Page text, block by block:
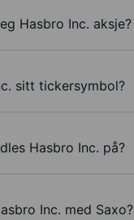
Hasbro Inc. aksje?
sitt tickersymbol?
Hasbro Inc. på?
Inc. med Saxo?